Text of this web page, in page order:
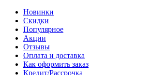
Новинки
Скидки
Популярное
Акции
Отзывы
Оплата и доставка
Как оформить заказ
Кредит/Рассрочка